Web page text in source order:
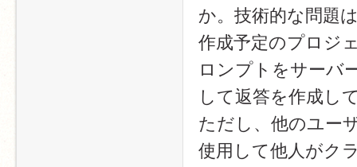
か。技術的な問題
作成予定のプロジ
ロンプトをサーバ
して返答を作成し
ただし、他のユー
使用して他人がク